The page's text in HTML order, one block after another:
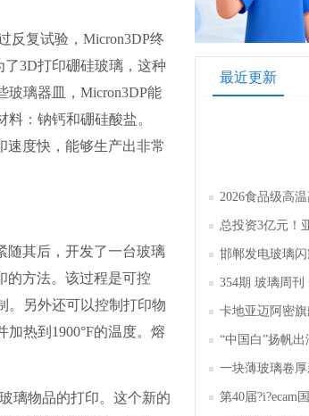
最近更新
2026食品级高
牌全面解析评测
总投资3亿元！
邯郸发电玻璃
354期 玻璃周刊
2026.5.30）
卡地亚迈阿密
“中国白”扬帆
航，淄博新材料
一块薄玻璃卷
第40届?i?ecam
复试验，Micron3DP终
3D打印硼硅玻璃，这种
玻璃器皿，Micron3DP能
：钠钙和硼硅酸盐。
速度快，能够生产出非常
其后，开发了一台玻璃
的方法。该过程是可控
。另外还可以控制打印物
热到1900°F的温度。熔
璃物品的打印。这个新的